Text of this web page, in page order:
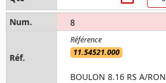
8
11.54521.000
BOULON 8.16 RS A/